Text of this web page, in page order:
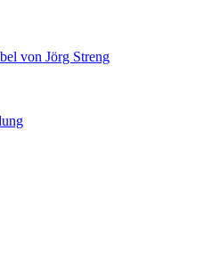
von Jörg Streng